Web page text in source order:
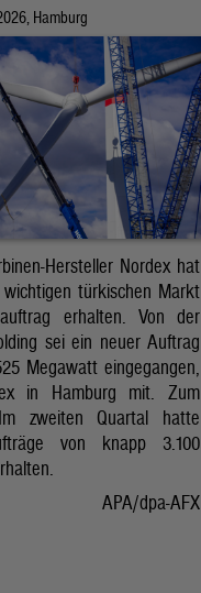
Hamburg
Hersteller Nordex hat
türkischen Markt
erhalten. Von der
sei ein neuer Auftrag
Megawatt eingegangen,
in Hamburg mit. Zum
zweiten Quartal hatte
von knapp 3.100
APA/dpa-AFX